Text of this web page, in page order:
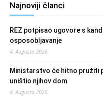
Najnoviji članci
REZ potpisao ugovore s
osposobljavanje
4. Augusta 2026.
Ministarstvo će hitno pružiti
uništio njihov dom
4. Augusta 2026.